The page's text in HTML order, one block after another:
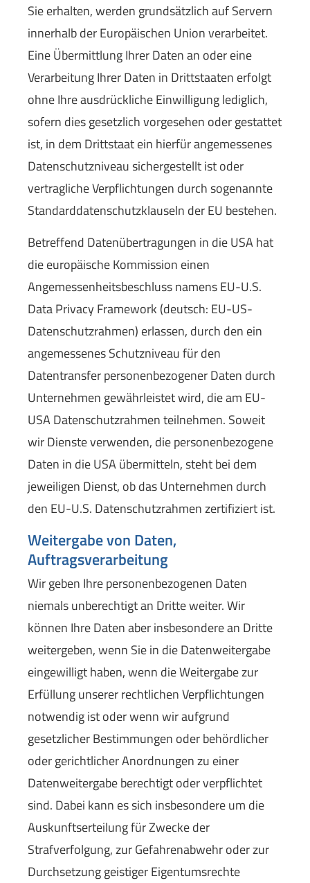
Sie erhalten, werden grundsätzlich auf Servern
innerhalb der Europäischen Union verarbeitet.
Eine Übermittlung Ihrer Daten an oder eine
Verarbeitung Ihrer Daten in Drittstaaten erfolgt
ohne Ihre ausdrückliche Einwilligung lediglich,
sofern dies gesetzlich vorgesehen oder gestattet
ist, in dem Drittstaat ein hierfür angemessenes
Datenschutzniveau sichergestellt ist oder
vertragliche Verpflichtungen durch sogenannte
Standarddatenschutzklauseln der EU bestehen.
Betreffend Datenübertragungen in die USA hat
die europäische Kommission einen
Angemessenheitsbeschluss namens EU-U.S.
Data Privacy Framework (deutsch: EU-US-
Datenschutzrahmen) erlassen, durch den ein
angemessenes Schutzniveau für den
Datentransfer personenbezogener Daten durch
Unternehmen gewährleistet wird, die am EU-
USA Datenschutzrahmen teilnehmen. Soweit
wir Dienste verwenden, die personenbezogene
Daten in die USA übermitteln, steht bei dem
jeweiligen Dienst, ob das Unternehmen durch
den EU-U.S. Datenschutzrahmen zertifiziert ist.
Weitergabe von Daten,
Auftragsverarbeitung
Wir geben Ihre personenbezogenen Daten
niemals unberechtigt an Dritte weiter. Wir
können Ihre Daten aber insbesondere an Dritte
weitergeben, wenn Sie in die Datenweitergabe
eingewilligt haben, wenn die Weitergabe zur
Erfüllung unserer rechtlichen Verpflichtungen
notwendig ist oder wenn wir aufgrund
gesetzlicher Bestimmungen oder behördlicher
oder gerichtlicher Anordnungen zu einer
Datenweitergabe berechtigt oder verpflichtet
sind. Dabei kann es sich insbesondere um die
Auskunftserteilung für Zwecke der
Strafverfolgung, zur Gefahrenabwehr oder zur
Durchsetzung geistiger Eigentumsrechte